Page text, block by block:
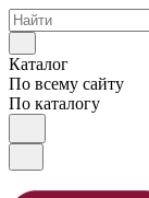
Каталог
По всему сайту
По каталогу